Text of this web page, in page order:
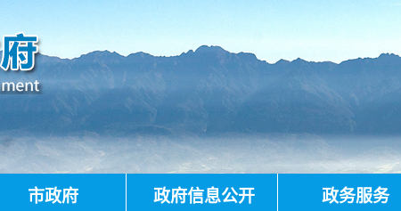
市政府 政府信息公开 政务服务